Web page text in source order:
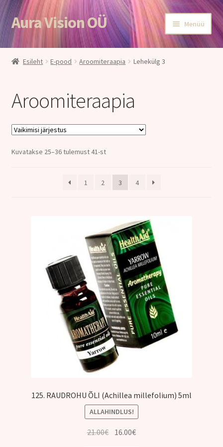
Liigu
navigeerimisele
Liigu
sisu
juurde
Aura Vision OÜ Menüü
Esileht
Teenused
Aroomiteraapia
Ole terve
Aura Vision ajakirjanduses
Esileht E-pood Aroomiteraapia Lehekülg 3
Aroomiteraapia
Kuvatakse 25–36 tulemust 41-st
1 2 3 4
125. RAUDROHU ÕLI (Achillea millefolium) 5ml
ALLAHINDLUS!
21.00€ Algne
16.00€Praegune